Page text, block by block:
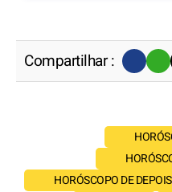
Compartilhar :
HORÓSCOPO DE